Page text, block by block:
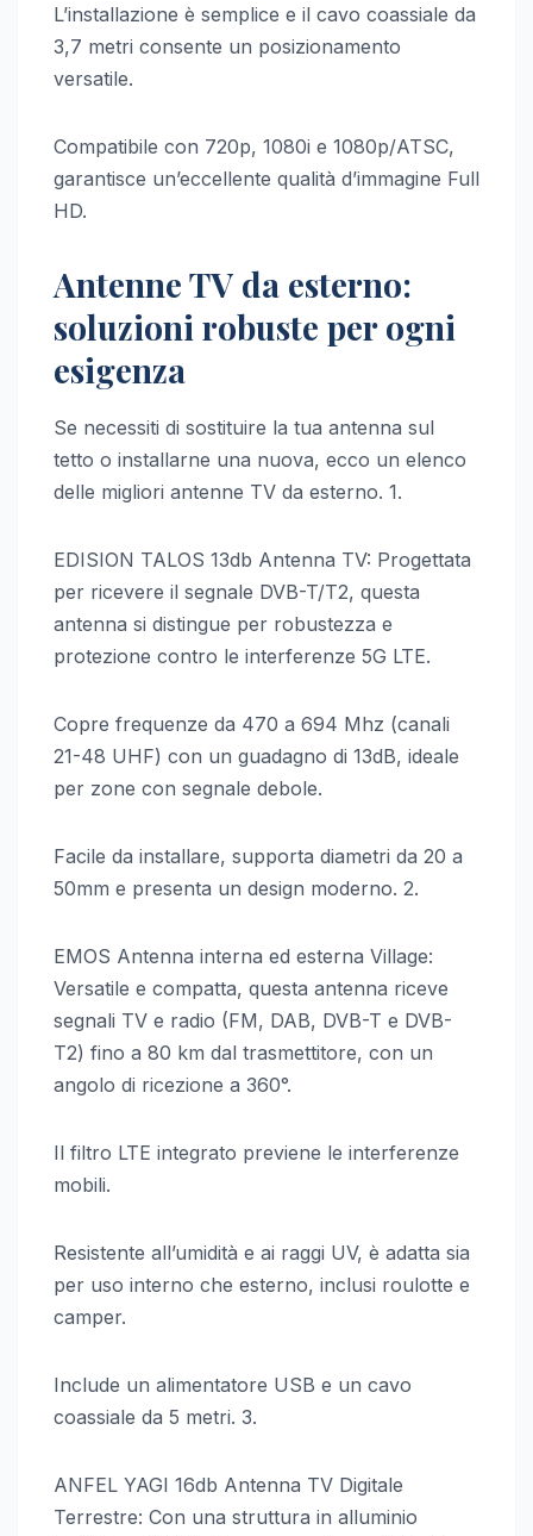
L’installazione è semplice e il cavo coassiale da
3,7 metri consente un posizionamento
versatile.
Compatibile con 720p, 1080i e 1080p/ATSC,
garantisce un’eccellente qualità d’immagine Full
HD.
Antenne TV da esterno:
soluzioni robuste per ogni
esigenza
Se necessiti di sostituire la tua antenna sul
tetto o installarne una nuova, ecco un elenco
delle migliori antenne TV da esterno. 1.
EDISION TALOS 13db Antenna TV: Progettata
per ricevere il segnale DVB-T/T2, questa
antenna si distingue per robustezza e
protezione contro le interferenze 5G LTE.
Copre frequenze da 470 a 694 Mhz (canali
21-48 UHF) con un guadagno di 13dB, ideale
per zone con segnale debole.
Facile da installare, supporta diametri da 20 a
50mm e presenta un design moderno. 2.
EMOS Antenna interna ed esterna Village:
Versatile e compatta, questa antenna riceve
segnali TV e radio (FM, DAB, DVB-T e DVB-
T2) fino a 80 km dal trasmettitore, con un
angolo di ricezione a 360°.
Il filtro LTE integrato previene le interferenze
mobili.
Resistente all’umidità e ai raggi UV, è adatta sia
per uso interno che esterno, inclusi roulotte e
camper.
Include un alimentatore USB e un cavo
coassiale da 5 metri. 3.
ANFEL YAGI 16db Antenna TV Digitale
Terrestre: Con una struttura in alluminio